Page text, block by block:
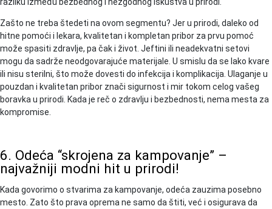
Zašto ne treba štedeti na ovom segmentu? Jer u prirodi, daleko od
hitne pomoći i lekara, kvalitetan i kompletan pribor za prvu pomoć
može spasiti zdravlje, pa čak i život. Jeftini ili neadekvatni setovi
mogu da sadrže neodgovarajuće materijale. U smislu da se lako kvare
ili nisu sterilni, što može dovesti do infekcija i komplikacija. Ulaganje u
pouzdan i kvalitetan pribor znači sigurnost i mir tokom celog vašeg
boravka u prirodi. Kada je reč o zdravlju i bezbednosti, nema mesta za
kompromise.
6. Odeća “skrojena za kampovanje” –
najvažniji modni hit u prirodi!
Kada govorimo o stvarima za kampovanje, odeća zauzima posebno
mesto. Zato što prava oprema ne samo da štiti, već i osigurava da